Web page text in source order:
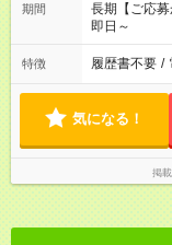
期間
長期【ご応
即日～
特徴 履歴書不要 /
気になる！
掲